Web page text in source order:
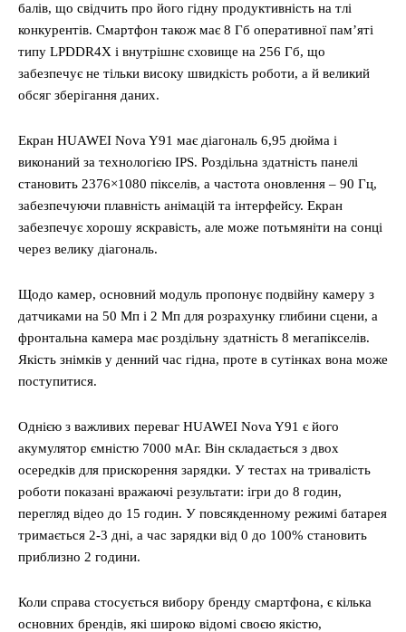
балів, що свідчить про його гідну продуктивність на тлі
конкурентів. Смартфон також має 8 Гб оперативної пам’яті
типу LPDDR4X і внутрішнє сховище на 256 Гб, що
забезпечує не тільки високу швидкість роботи, а й великий
обсяг зберігання даних.
Екран HUAWEI Nova Y91 має діагональ 6,95 дюйма і
виконаний за технологією IPS. Роздільна здатність панелі
становить 2376×1080 пікселів, а частота оновлення – 90 Гц,
забезпечуючи плавність анімацій та інтерфейсу. Екран
забезпечує хорошу яскравість, але може потьмяніти на сонці
через велику діагональ.
Щодо камер, основний модуль пропонує подвійну камеру з
датчиками на 50 Мп і 2 Мп для розрахунку глибини сцени, а
фронтальна камера має роздільну здатність 8 мегапікселів.
Якість знімків у денний час гідна, проте в сутінках вона може
поступитися.
Однією з важливих переваг HUAWEI Nova Y91 є його
акумулятор ємністю 7000 мАг. Він складається з двох
осередків для прискорення зарядки. У тестах на тривалість
роботи показані вражаючі результати: ігри до 8 годин,
перегляд відео до 15 годин. У повсякденному режимі батарея
тримається 2-3 дні, а час зарядки від 0 до 100% становить
приблизно 2 години.
Коли справа стосується вибору бренду смартфона, є кілька
основних брендів, які широко відомі своєю якістю,